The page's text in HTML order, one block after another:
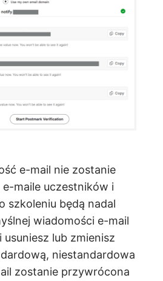
e-mail nie zostanie
maile uczestników i
szkoleniu będą nadal
wiadomości e-mail
usuniesz lub zmienisz
niestandardowa
zostanie przywrócona